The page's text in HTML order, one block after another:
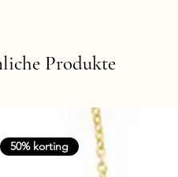
Produkte
50% korting